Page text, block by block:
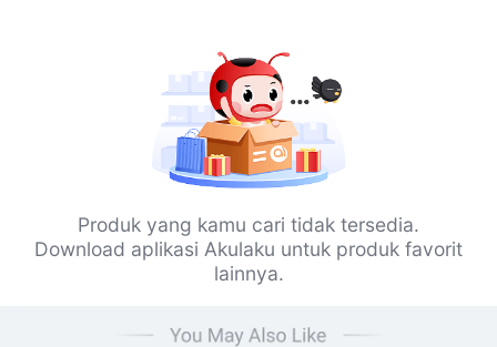
Produk yang kamu cari tidak tersedia.
Download aplikasi Akulaku untuk produk favorit
lainnya.